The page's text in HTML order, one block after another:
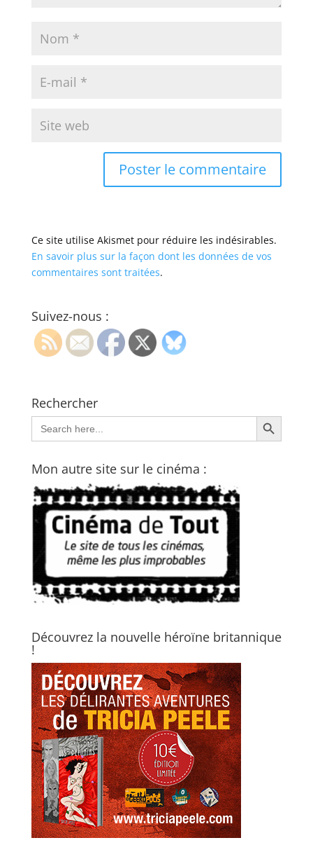
Ce site utilise Akismet pour réduire les indésirables.
En savoir plus sur la façon dont les données de vos
commentaires sont traitées.
Suivez-nous :
Rechercher
Search
for:
Search Button
Mon autre site sur le cinéma :
Découvrez la nouvelle héroïne britannique
!